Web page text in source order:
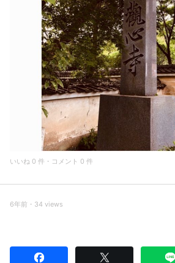
いいね 0 件・コメント 0 件
6年前・34 views